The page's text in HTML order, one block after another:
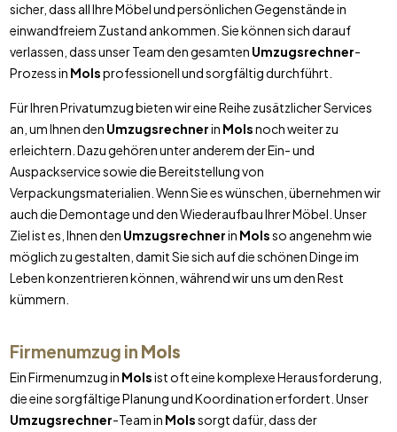
sicher, dass all Ihre Möbel und persönlichen Gegenstände in
einwandfreiem Zustand ankommen. Sie können sich darauf
verlassen, dass unser Team den gesamten Umzugsrechner-
Prozess in Molsprofessionell und sorgfältig durchführt.
Für Ihren Privatumzug bieten wir eine Reihe zusätzlicher Services
an, um Ihnen den Umzugsrechnerin Molsnoch weiter zu
erleichtern. Dazu gehören unter anderem der Ein- und
Auspackservice sowie die Bereitstellung von
Verpackungsmaterialien. Wenn Sie es wünschen, übernehmen wir
auch die Demontage und den Wiederaufbau Ihrer Möbel. Unser
Ziel ist es, Ihnen den Umzugsrechnerin Molsso angenehm wie
möglich zu gestalten, damit Sie sich auf die schönen Dinge im
Leben konzentrieren können, während wir uns um den Rest
kümmern.
Firmenumzug in Mols
Ein Firmenumzug in Molsist oft eine komplexe Herausforderung,
die eine sorgfältige Planung und Koordination erfordert. Unser
Umzugsrechner-Team in Molssorgt dafür, dass der